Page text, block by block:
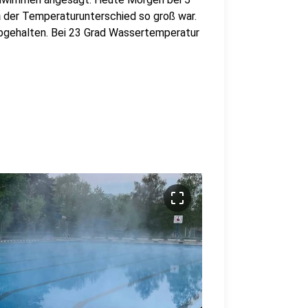
Temperaturunterschied so groß war.
Bei 23 Grad Wassertemperatur
crop_free